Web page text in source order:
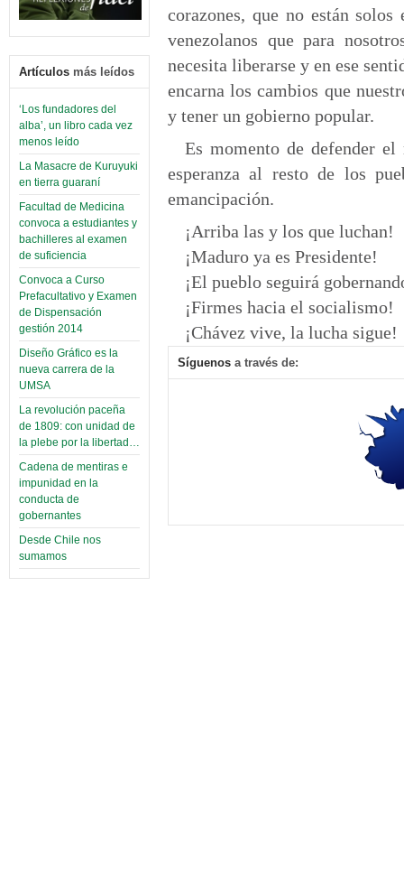
Artículos más leídos
‘Los fundadores del
alba’, un libro cada vez
menos leído
La Masacre de Kuruyuki
en tierra guaraní
Facultad de Medicina
convoca a estudiantes y
bachilleres al examen
de suficiencia
Convoca a Curso
Prefacultativo y Examen
de Dispensación
gestión 2014
Diseño Gráfico es la
nueva carrera de la
UMSA
La revolución paceña
de 1809: con unidad de
la plebe por la libertad…
Cadena de mentiras e
impunidad en la
conducta de
gobernantes
Desde Chile nos
sumamos
corazones, que no están solos
venezolanos que para
necesita liberarse y en ese
encarna los cambios que
y tener un gobierno popular.
Es momento de defender
esperanza al resto de los
emancipación.
¡Arriba las y los que luchan!
¡Maduro ya es Presidente!
¡El pueblo seguirá
¡Firmes hacia el socialismo!
¡Chávez vive, la lucha sigue!
Síguenos a través de: